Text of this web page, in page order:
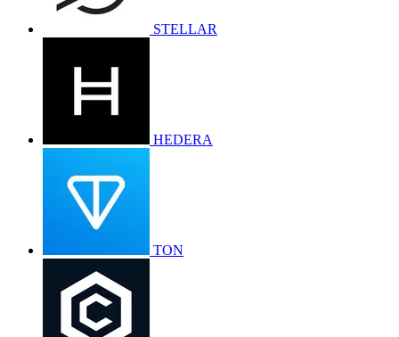
STELLAR
HEDERA
TON